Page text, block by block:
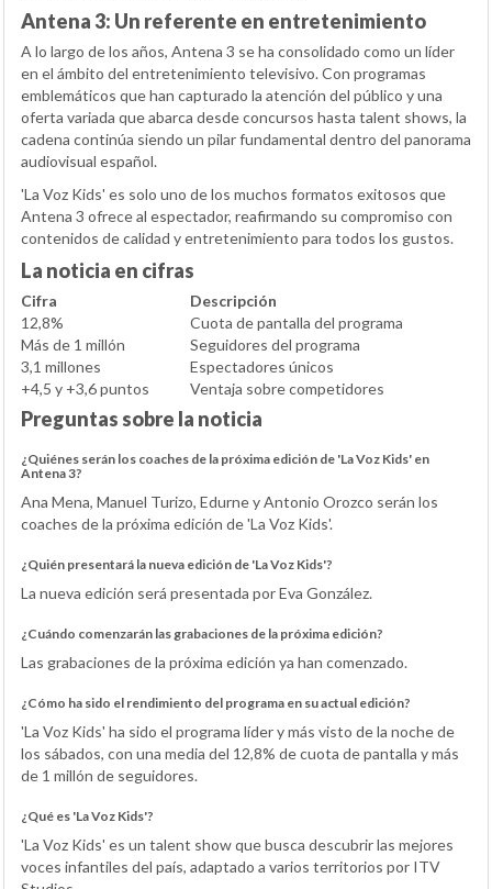
Antena 3: Un referente en entretenimiento
A lo largo de los años, Antena 3 se ha consolidado como un líder
en el ámbito del entretenimiento televisivo. Con programas
emblemáticos que han capturado la atención del público y una
oferta variada que abarca desde concursos hasta talent shows, la
cadena continúa siendo un pilar fundamental dentro del panorama
audiovisual español.
'La Voz Kids' es solo uno de los muchos formatos exitosos que
Antena 3 ofrece al espectador, reafirmando su compromiso con
contenidos de calidad y entretenimiento para todos los gustos.
La noticia en cifras
Cifra
Descripción
12,8%
Cuota de pantalla del programa
Más de 1 millón
Seguidores del programa
3,1 millones
Espectadores únicos
+4,5 y +3,6 puntos
Ventaja sobre competidores
Preguntas sobre la noticia
¿Quiénes serán los coaches de la próxima edición de 'La Voz Kids' en
Antena 3?
Ana Mena, Manuel Turizo, Edurne y Antonio Orozco serán los
coaches de la próxima edición de 'La Voz Kids'.
¿Quién presentará la nueva edición de 'La Voz Kids'?
La nueva edición será presentada por Eva González.
¿Cuándo comenzarán las grabaciones de la próxima edición?
Las grabaciones de la próxima edición ya han comenzado.
¿Cómo ha sido el rendimiento del programa en su actual edición?
'La Voz Kids' ha sido el programa líder y más visto de la noche de
los sábados, con una media del 12,8% de cuota de pantalla y más
de 1 millón de seguidores.
¿Qué es 'La Voz Kids'?
'La Voz Kids' es un talent show que busca descubrir las mejores
voces infantiles del país, adaptado a varios territorios por ITV